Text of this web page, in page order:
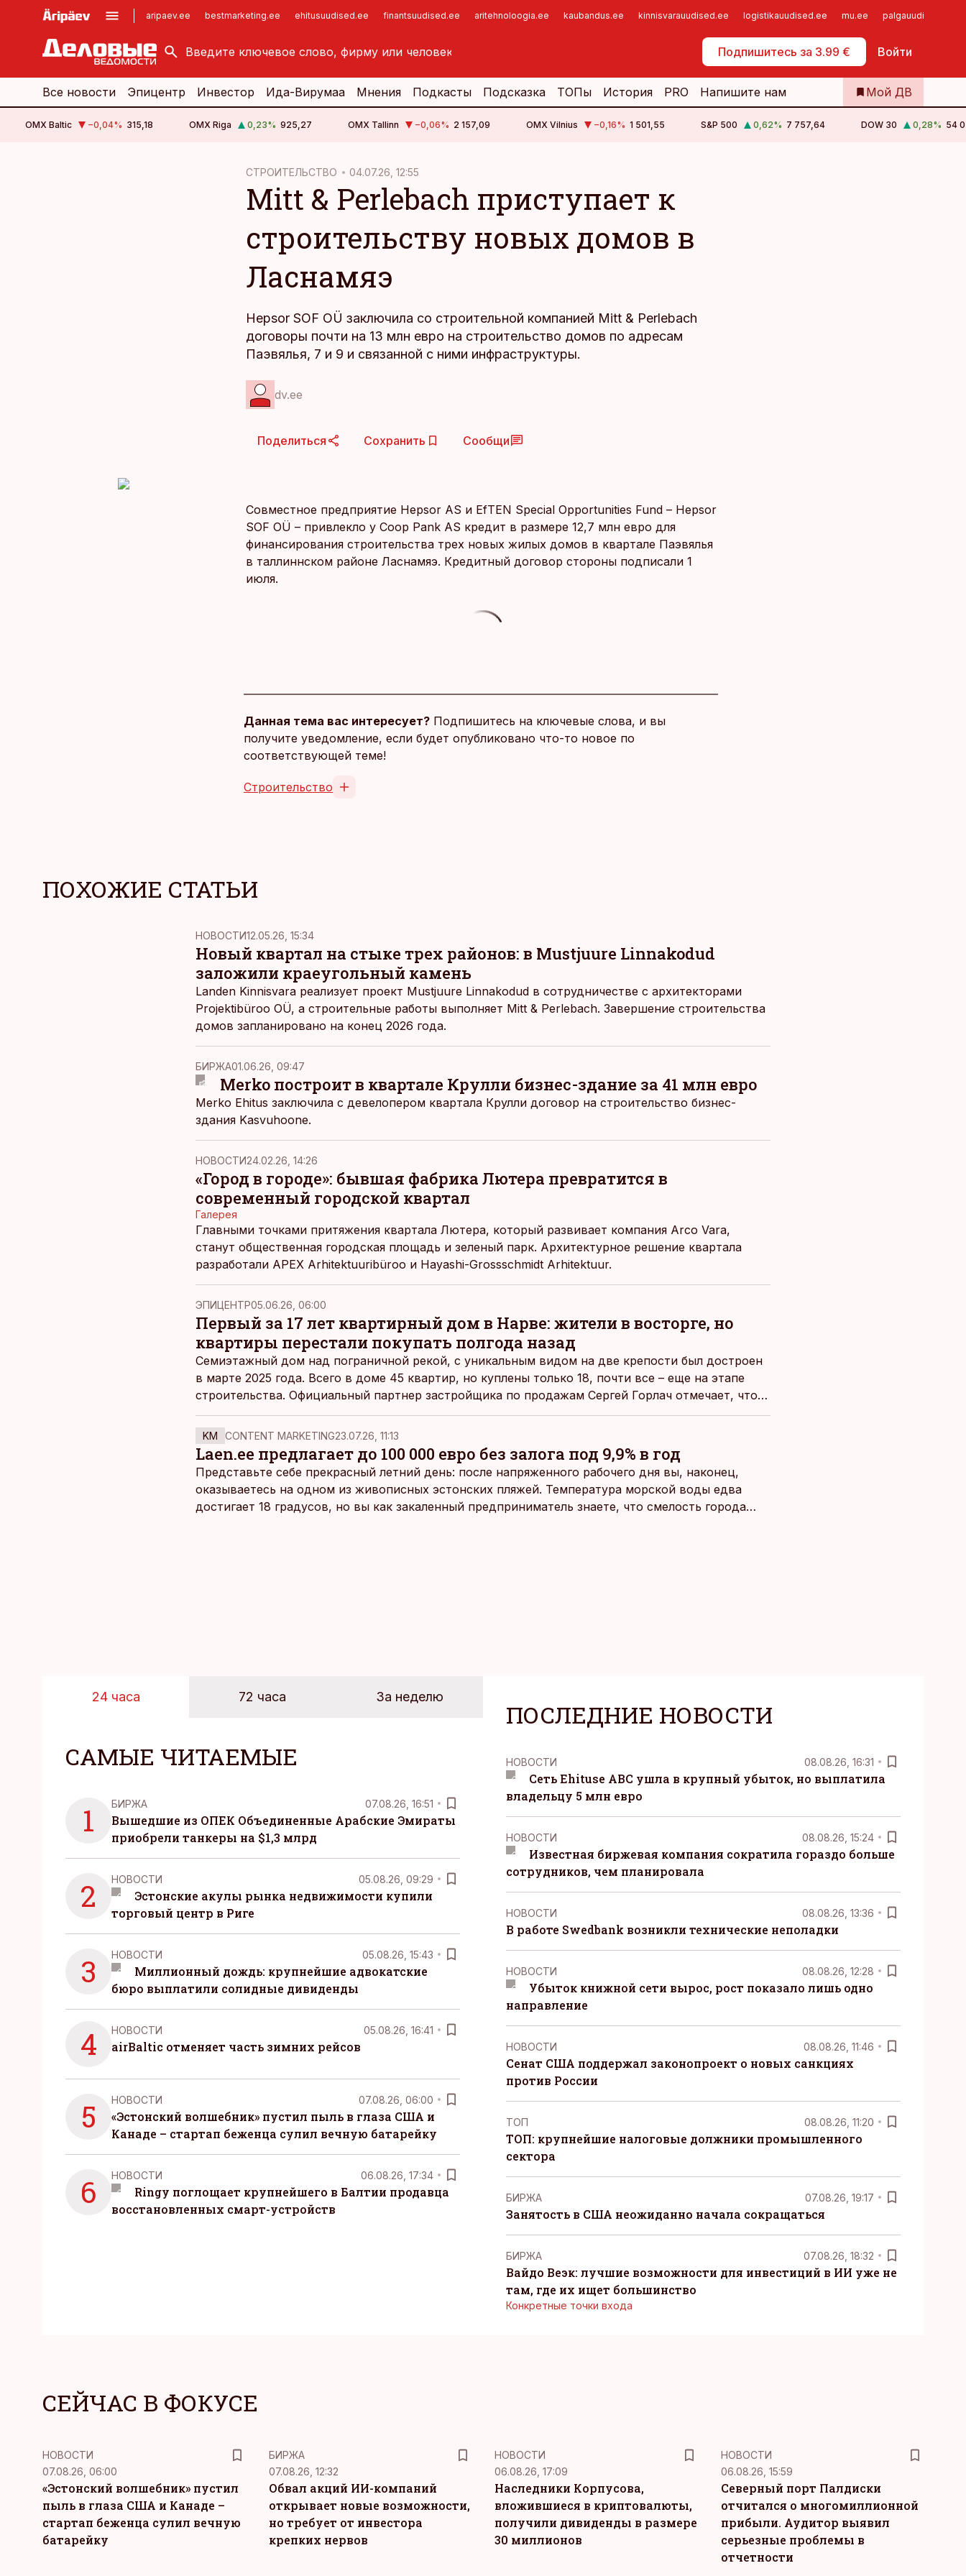
aripaev.ee bestmarketing.ee ehitusuudised.ee finantsuudised.ee aritehnoloogia.ee kaubandus.ee kinnisvarauudised.ee logistikauudised.ee mu.ee palgauudised.ee
Подпишитесь за 3.99 € Войти
kinnisvarauudised.ee
logistikauudised.ee
imelineajalugu.ee
Самообслуживание
Все новости Эпицентр Инвестор Ида-Вирумаа Мнения Подкасты Подсказка ТОПы История PRO Напишите нам Мой ДВ
OMX Baltic −0,04% 315,18 OMX Riga 0,23% 925,27 OMX Tallinn −0,06% 2 157,09 OMX Vilnius −0,16% 1 501,55 S&P 500 0,62% 7 757,64 DOW 30 0,28% 54
СТРОИТЕЛЬСТВО 04.07.26, 12:55
Mitt & Perlebach приступает к
строительству новых домов в
Ласнамяэ
Hepsor SOF OÜ заключила со строительной компанией Mitt & Perlebach
договоры почти на 13 млн евро на строительство домов по адресам
Паэвялья, 7 и 9 и связанной с ними инфраструктуры.
dv.ee
Поделиться Сохранить Сообщи
Совместное предприятие Hepsor AS и EfTEN Special Opportunities Fund – Hepsor
SOF OÜ – привлекло у Coop Pank AS кредит в размере 12,7 млн евро для
финансирования строительства трех новых жилых домов в квартале Паэвялья
в таллиннском районе Ласнамяэ. Кредитный договор стороны подписали 1
июля.
Данная тема вас интересует? Подпишитесь на ключевые слова, и вы
получите уведомление, если будет опубликовано что-то новое по
соответствующей теме!
Строительство
ПОХОЖИЕ СТАТЬИ
НОВОСТИ12.05.26, 15:34
Новый квартал на стыке трех районов: в Mustjuure Linnakodud
заложили краеугольный камень
Landen Kinnisvara реализует проект Mustjuure Linnakodud в сотрудничестве с архитекторами
Projektibüroo OÜ, а строительные работы выполняет Mitt & Perlebach. Завершение строительства
домов запланировано на конец 2026 года.
БИРЖА01.06.26, 09:47
Merko построит в квартале Крулли бизнес-здание за 41 млн евро
Merko Ehitus заключила с девелопером квартала Крулли договор на строительство бизнес-
здания Kasvuhoone.
НОВОСТИ24.02.26, 14:26
«Город в городе»: бывшая фабрика Лютера превратится в
современный городской квартал
Галерея
Главными точками притяжения квартала Лютера, который развивает компания Arco Vara,
станут общественная городская площадь и зеленый парк. Архитектурное решение квартала
разработали APEX Arhitektuuribüroo и Hayashi-Grossschmidt Arhitektuur.
ЭПИЦЕНТР05.06.26, 06:00
Первый за 17 лет квартирный дом в Нарве: жители в восторге, но
квартиры перестали покупать полгода назад
Семиэтажный дом над пограничной рекой, с уникальным видом на две крепости был достроен
в марте 2025 года. Всего в доме 45 квартир, но куплены только 18, почти все – еще на этапе
строительства. Официальный партнер застройщика по продажам Сергей Горлач отмечает, что
этот специфический для Нарвы проект имеет свою целевую аудиторию – и, похоже, она
исчерпана.
KM CONTENT MARKETING23.07.26, 11:13
Laen.ee предлагает до 100 000 евро без залога под 9,9% в год
Представьте себе прекрасный летний день: после напряженного рабочего дня вы, наконец,
оказываетесь на одном из живописных эстонских пляжей. Температура морской воды едва
достигает 18 градусов, но вы как закаленный предприниматель знаете, что смелость города
24 часа 72 часа За неделю
САМЫЕ ЧИТАЕМЫЕ
1 БИРЖА 07.08.26, 16:51
Вышедшие из ОПЕК Объединенные Арабские Эмираты
приобрели танкеры на $1,3 млрд
2 НОВОСТИ 05.08.26, 09:29
Эстонские акулы рынка недвижимости купили
торговый центр в Риге
3 НОВОСТИ 05.08.26, 15:43
Миллионный дождь: крупнейшие адвокатские
бюро выплатили солидные дивиденды
4 НОВОСТИ 05.08.26, 16:41
airBaltic отменяет часть зимних рейсов
5 НОВОСТИ 07.08.26, 06:00
«Эстонский волшебник» пустил пыль в глаза США и
Канаде – стартап беженца сулил вечную батарейку
6 НОВОСТИ 06.08.26, 17:34
Ringy поглощает крупнейшего в Балтии продавца
восстановленных смарт-устройств
ПОСЛЕДНИЕ НОВОСТИ
НОВОСТИ 08.08.26, 16:31
Сеть Ehituse ABC ушла в крупный убыток, но выплатила
владельцу 5 млн евро
НОВОСТИ 08.08.26, 15:24
Известная биржевая компания сократила гораздо больше
сотрудников, чем планировала
НОВОСТИ 08.08.26, 13:36
В работе Swedbank возникли технические неполадки
НОВОСТИ 08.08.26, 12:28
Убыток книжной сети вырос, рост показало лишь одно
направление
НОВОСТИ 08.08.26, 11:46
Сенат США поддержал законопроект о новых санкциях
против России
ТОП 08.08.26, 11:20
ТОП: крупнейшие налоговые должники промышленного
сектора
БИРЖА 07.08.26, 19:17
Занятость в США неожиданно начала сокращаться
БИРЖА 07.08.26, 18:32
Вайдо Веэк: лучшие возможности для инвестиций в ИИ уже не
там, где их ищет большинство
Конкретные точки входа
СЕЙЧАС В ФОКУСЕ
НОВОСТИ
07.08.26, 06:00
«Эстонский волшебник» пустил
пыль в глаза США и Канаде –
стартап беженца сулил вечную
батарейку
БИРЖА
07.08.26, 12:32
Обвал акций ИИ-компаний
открывает новые возможности,
но требует от инвестора
крепких нервов
НОВОСТИ
06.08.26, 17:09
Наследники Корпусова,
вложившиеся в криптовалюты,
получили дивиденды в размере
30 миллионов
НОВОСТИ
06.08.26, 15:59
Северный порт Палдиски
отчитался о многомиллионной
прибыли. Аудитор выявил
серьезные проблемы в
отчетности